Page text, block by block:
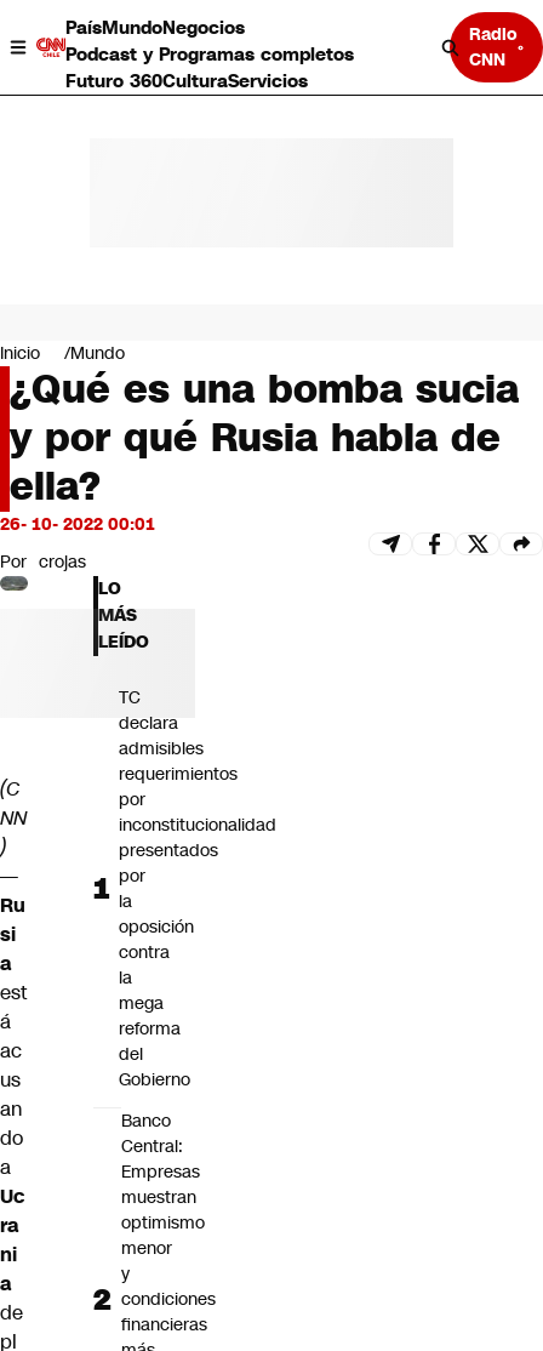
PaísMundoNegocios
Podcast y Programas completos
Futuro 360CulturaServicios
Radio
CNN
Negocios
Deportes
Programas completos
Cultura
Servicios
Bits
CNN tiempo
Futuro 360
Opinión
Inicio Mundo
¿Qué es una bomba sucia
y por qué Rusia habla de
ella?
26- 10- 2022 00:01
Por crojas
(C
NN
)
—
Ru
si
a
est
á
ac
us
an
do
a
Uc
ra
ni
a
de
pl
LO
MÁS
LEÍDO
TC
declara
admisibles
requerimientos
por
inconstitucionalidad
presentados
por
la
oposición
contra
la
mega
reforma
del
Gobierno
Banco
Central:
Empresas
muestran
optimismo
menor
y
condiciones
financieras